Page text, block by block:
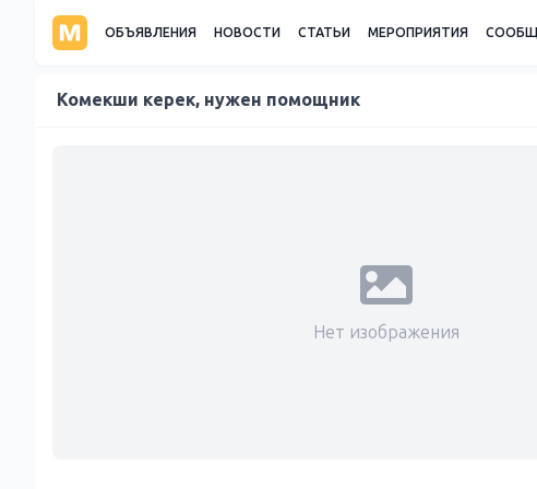
ОБЪЯВЛЕНИЯ НОВОСТИ СТАТЬИ МЕРОПРИЯТИЯ
Комекши керек, нужен помощник
Нет изображения